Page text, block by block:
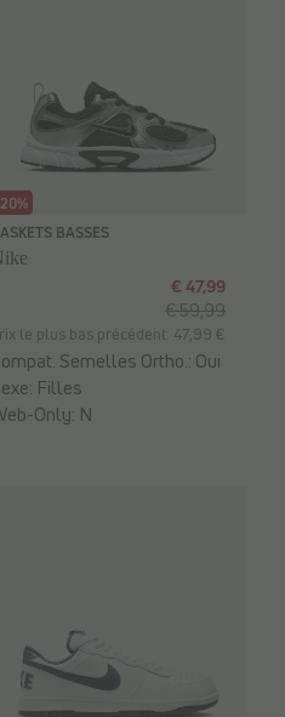
BASSES
le plus bas précédent: 47,99 €
€ 59,99
€ 47,99
Semelles Ortho.: Oui
Filles
Only: N